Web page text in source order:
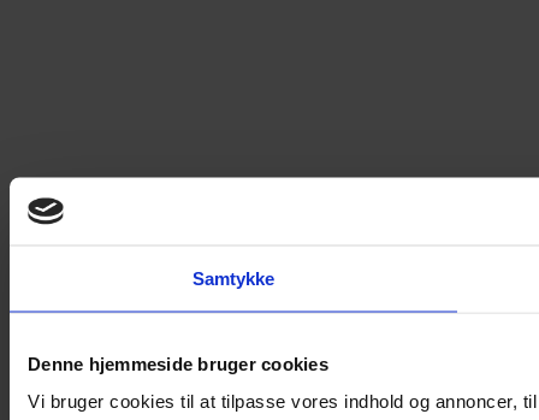
Samtykke
Denne hjemmeside bruger cookies
Vi bruger cookies til at tilpasse vores indhold og annoncer,